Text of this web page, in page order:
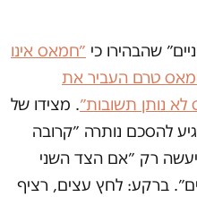
שהבהירו כי ״חמאס אינו
טרם העביר את
נותן תשובות״. מצידו של
להסכם נותרה ״קרובה
רק ״אם הצד השני
ברקע: לחץ עצים, רציף